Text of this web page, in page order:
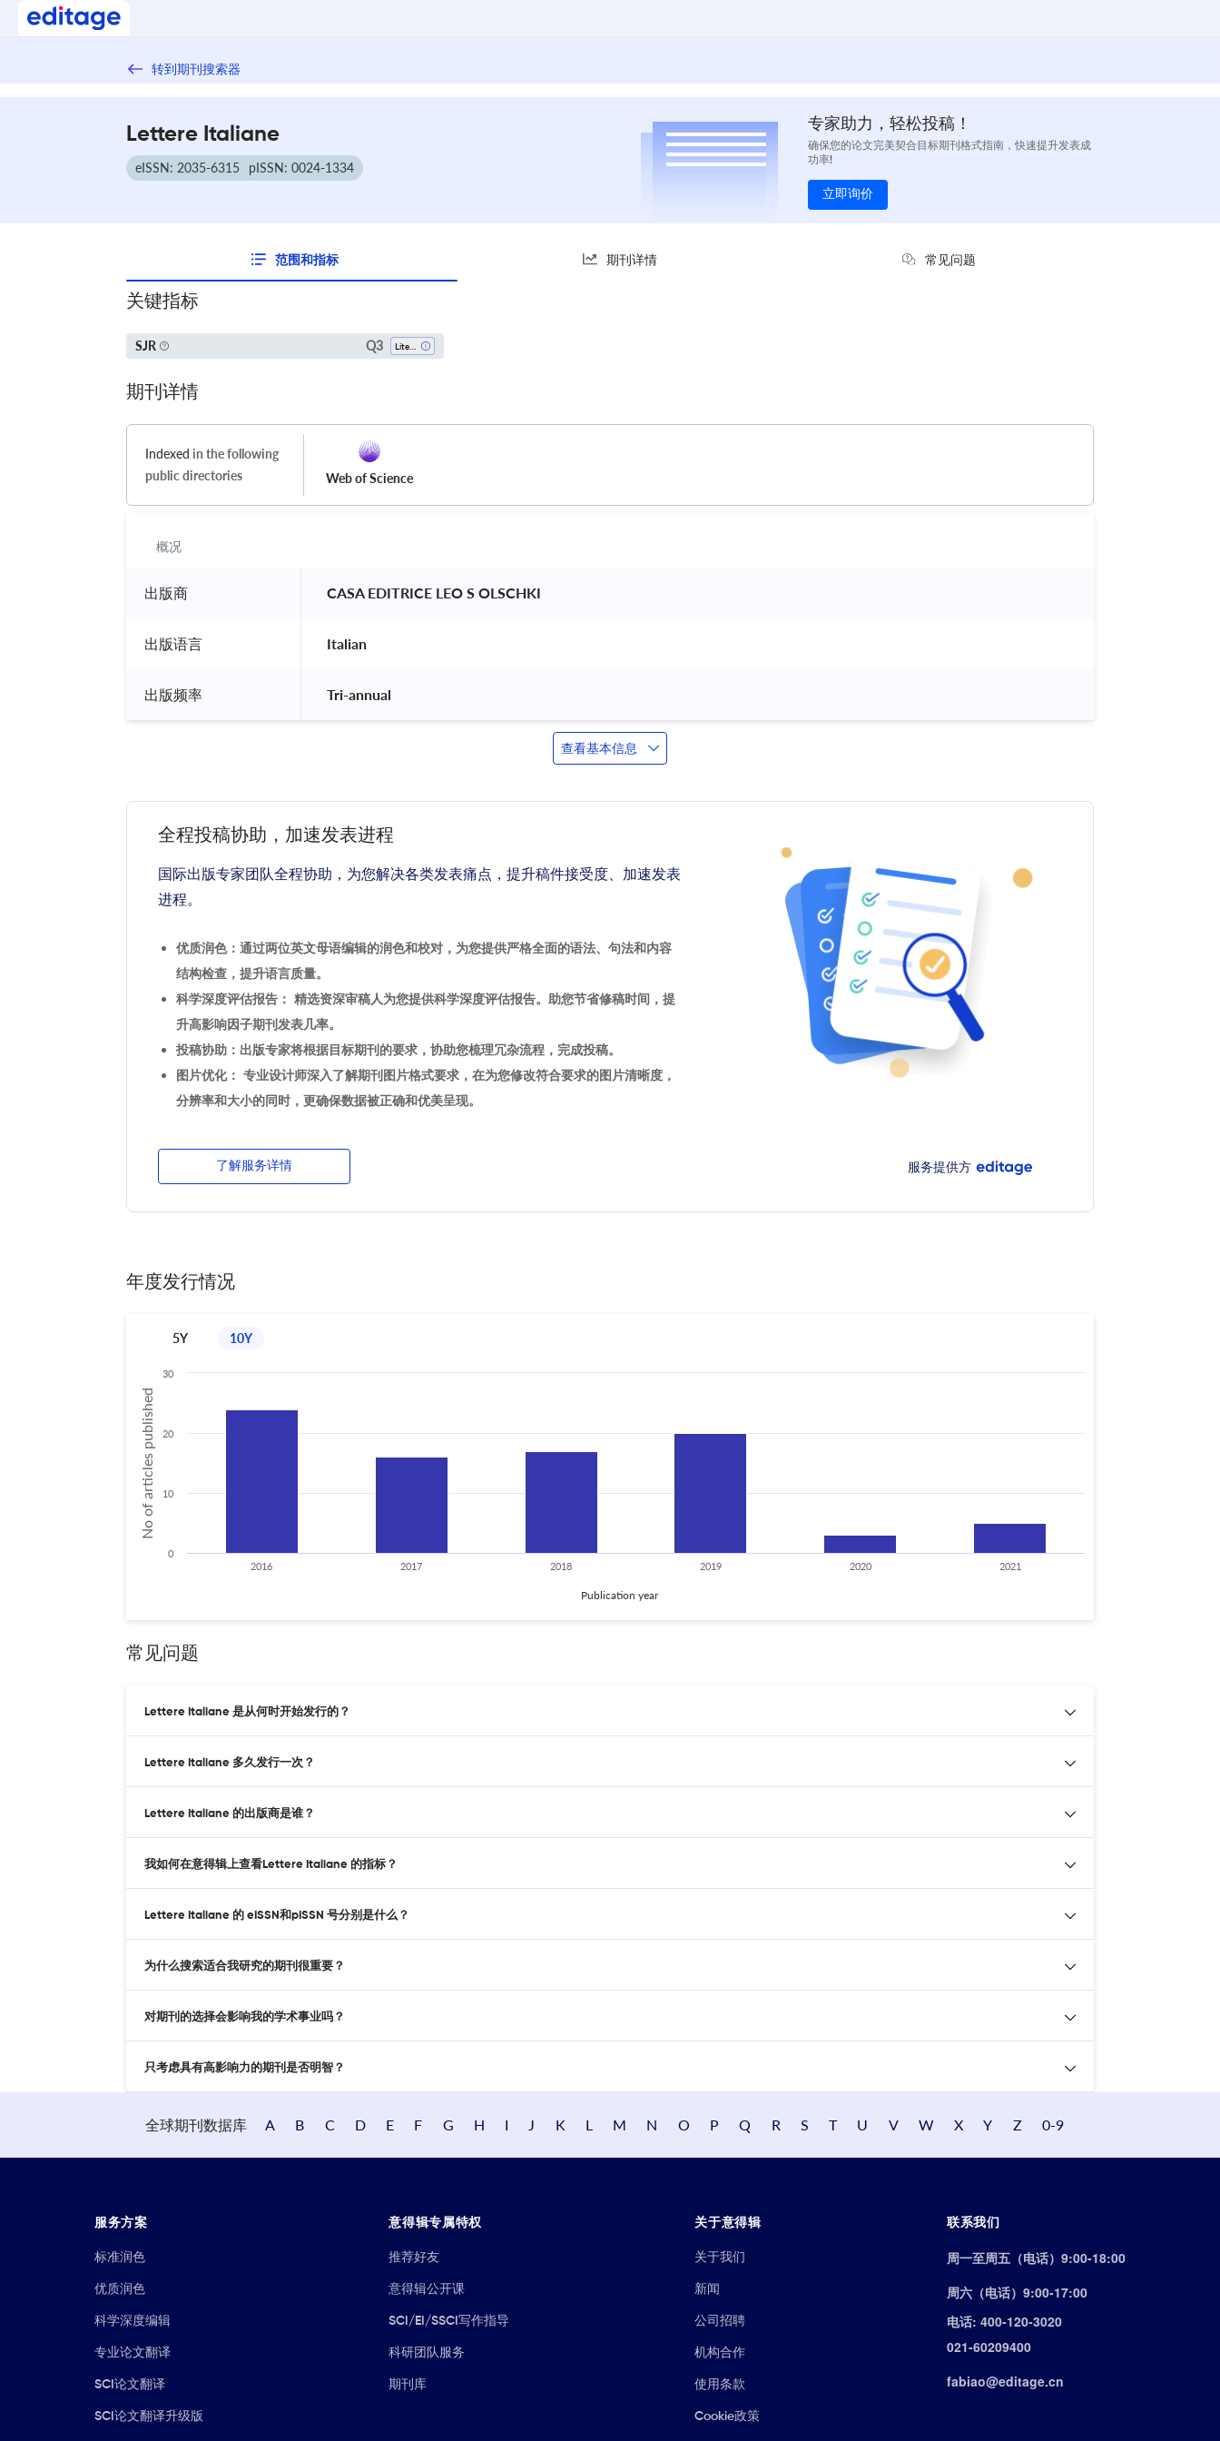
转到期刊搜索器
Lettere Italiane
eISSN: 2035-6315 pISSN: 0024-1334
专家助力，轻松投稿！
确保您的论文完美契合目标期刊格式指南，快速提升发表成
功率!
立即询价
范围和指标 期刊详情 常见问题
关键指标
SJR Q3
期刊详情
Indexed in the following
public directories
Web of Science
概况
出版商 CASA EDITRICE LEO S OLSCHKI
出版语言 Italian
出版频率 Tri-annual
查看基本信息
全程投稿协助，加速发表进程
国际出版专家团队全程协助，为您解决各类发表痛点，提升稿件接受度、加速发表
进程。
优质润色：通过两位英文母语编辑的润色和校对，为您提供严格全面的语法、句法和内容
结构检查，提升语言质量。
科学深度评估报告： 精选资深审稿人为您提供科学深度评估报告。助您节省修稿时间，提
升高影响因子期刊发表几率。
投稿协助：出版专家将根据目标期刊的要求，协助您梳理冗杂流程，完成投稿。
图片优化： 专业设计师深入了解期刊图片格式要求，在为您修改符合要求的图片清晰度，
分辨率和大小的同时，更确保数据被正确和优美呈现。
了解服务详情 服务提供方
年度发行情况
5Y 10Y
No of articles published
Publication year
2016 2017 2018 2019 2020 2021
0
10
20
30
常见问题
Lettere Italiane 是从何时开始发行的？
Lettere Italiane 多久发行一次？
Lettere Italiane 的出版商是谁？
我如何在意得辑上查看Lettere Italiane 的指标？
Lettere Italiane 的 eISSN和pISSN 号分别是什么？
为什么搜索适合我研究的期刊很重要？
对期刊的选择会影响我的学术事业吗？
只考虑具有高影响力的期刊是否明智？
全球期刊数据库 A B C D E F G H I J K L M N O P Q R S T U V W X Y Z 0-9